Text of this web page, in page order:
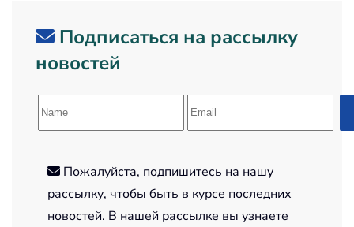
Подписаться на рассылку
новостей
Пожалуйста, подпишитесь на нашу
рассылку, чтобы быть в курсе последних
новостей. В нашей рассылке вы узнаете